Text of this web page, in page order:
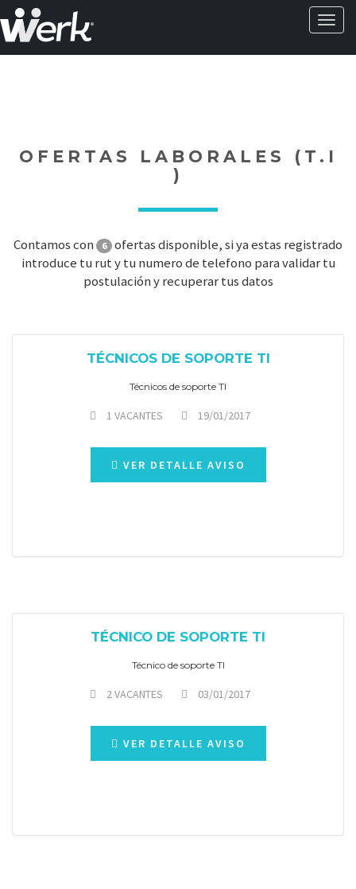
OFERTAS LABORALES (T.I
)
Contamos con 6
ofertas disponible, si ya estas registrado
introduce tu rut y tu numero de telefono para validar tu
postulación y recuperar tus datos
TÉCNICOS DE SOPORTE TI
Técnicos de soporte TI
1 VACANTES 19/01/2017
VER DETALLE AVISO
TÉCNICO DE SOPORTE TI
Técnico de soporte TI
2 VACANTES 03/01/2017
VER DETALLE AVISO